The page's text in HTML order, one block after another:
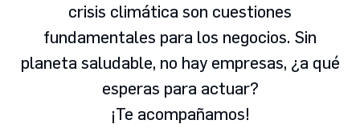
crisis climática son cuestiones
fundamentales para los negocios. Sin
planeta saludable, no hay empresas, ¿a qué
esperas para actuar?
¡Te acompañamos!